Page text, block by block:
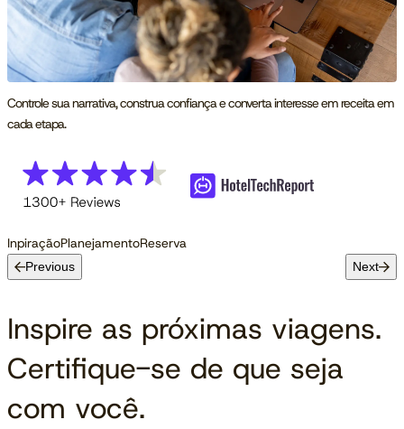
Controle sua narrativa, construa confiança e converta interesse em receita em
cada etapa.
InpiraçãoPlanejamentoReserva
Previous Next
Inspire as próximas viagens.
Certifique-se de que seja
com você.